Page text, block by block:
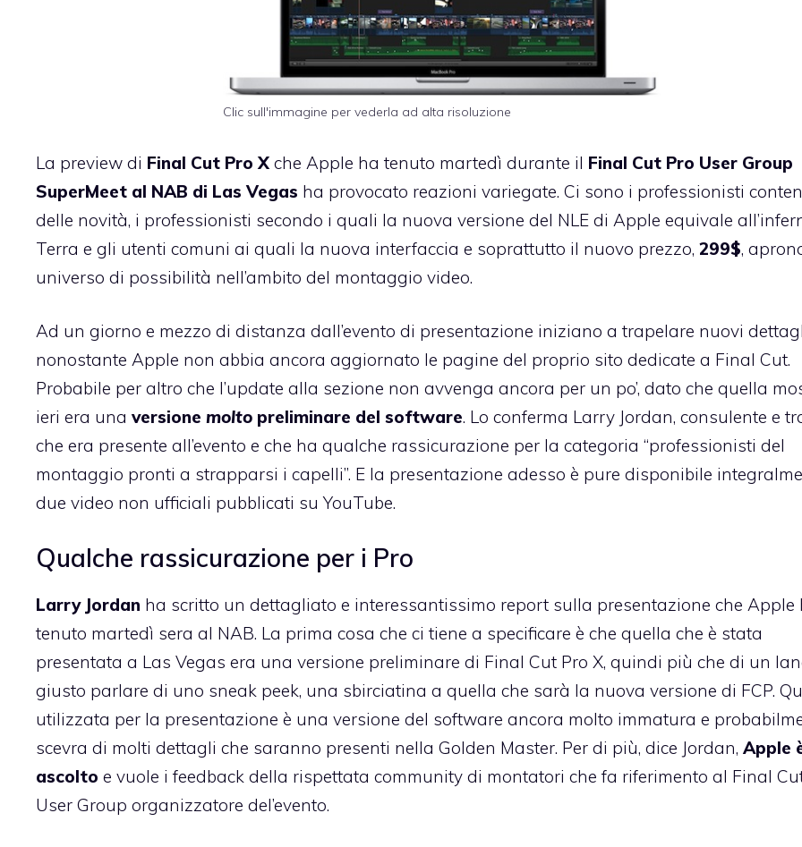
Clic sull'immagine per vederla ad alta risoluzione
La preview di Final Cut Pro X che Apple ha tenuto martedì durante il Final Cut Pro User Group
SuperMeet al NAB di Las Vegas ha provocato reazioni variegate. Ci sono i professionisti
delle novità, i professionisti secondo i quali la nuova versione del NLE di Apple equivale
Terra e gli utenti comuni ai quali la nuova interfaccia e soprattutto il nuovo prezzo, 299$,
universo di possibilità nell’ambito del montaggio video.
Ad un giorno e mezzo di distanza dall’evento di presentazione iniziano a trapelare nuovi
nonostante Apple non abbia ancora aggiornato le pagine del proprio sito dedicate a Final Cut.
Probabile per altro che l’update alla sezione non avvenga ancora per un po’, dato che quella
ieri era una versione molto preliminare del software. Lo conferma Larry Jordan, consulente e
che era presente all’evento e che ha qualche rassicurazione per la categoria “professionisti del
montaggio pronti a strapparsi i capelli”. E la presentazione adesso è pure disponibile
due video non ufficiali pubblicati su YouTube.
Qualche rassicurazione per i Pro
Larry Jordan ha scritto un dettagliato e interessantissimo report sulla presentazione che Apple
tenuto martedì sera al NAB. La prima cosa che ci tiene a specificare è che quella che è stata
presentata a Las Vegas era una versione preliminare di Final Cut Pro X, quindi più che di un
giusto parlare di uno sneak peek, una sbirciatina a quella che sarà la nuova versione di FCP.
utilizzata per la presentazione è una versione del software ancora molto immatura e
scevra di molti dettagli che saranno presenti nella Golden Master. Per di più, dice Jordan, Apple
ascolto e vuole i feedback della rispettata community di montatori che fa riferimento al Final
User Group organizzatore del’evento.